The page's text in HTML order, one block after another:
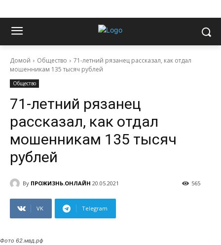
Домой Общество
71-летний рязанец рассказал, как отдал
мошенникам 135 тысяч рублей
Общество
71-летний рязанец
рассказал, как отдал
мошенникам 135 тысяч
рублей
By ПРОЖИЗНЬ.ОНЛАЙН 20.05.2021 565
VK Telegram
Фото 62.мвд.рф